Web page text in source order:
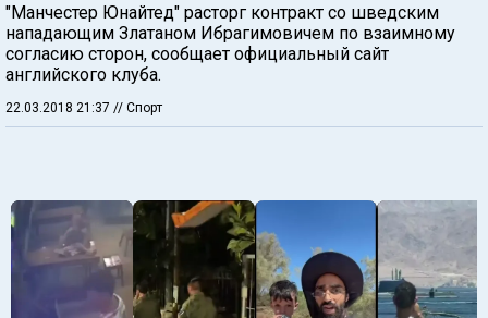
"Манчестер Юнайтед" расторг контракт со шведским
нападающим Златаном Ибрагимовичем по взаимному
согласию сторон, сообщает официальный сайт
английского клуба.
22.03.2018 21:37 // Спорт